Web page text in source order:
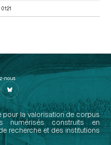
nous
pour la valorisation de corpus
numérisés construits en
recherche et des institutions